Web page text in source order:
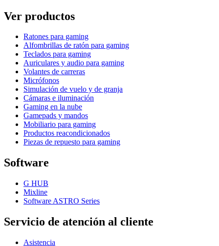
Ver productos
Ratones para gaming
Alfombrillas de ratón para gaming
Teclados para gaming
Auriculares y audio para gaming
Volantes de carreras
Micrófonos
Simulación de vuelo y de granja
Cámaras e iluminación
Gaming en la nube
Gamepads y mandos
Mobiliario para gaming
Productos reacondicionados
Piezas de repuesto para gaming
Software
G HUB
Mixline
Software ASTRO Series
Servicio de atención al cliente
Asistencia